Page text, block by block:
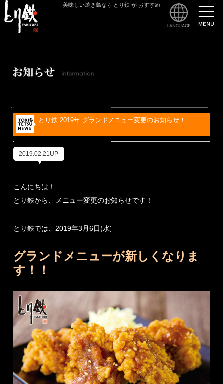
美味しい焼き鳥なら とり鉄 が おすすめ
とり鉄 2019年 グランドメニュー変更のお知らせ！
2019.02.21UP
こんにちは！
とり鉄から、メニュー変更のお知らせです！
とり鉄では、2019年3月6日(水)
グランドメニューが新しくなりま
す！！